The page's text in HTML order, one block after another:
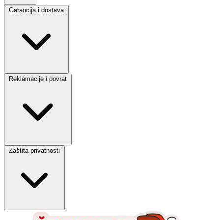
Garancija i dostava
Reklamacije i povrat
Zaštita privatnosti